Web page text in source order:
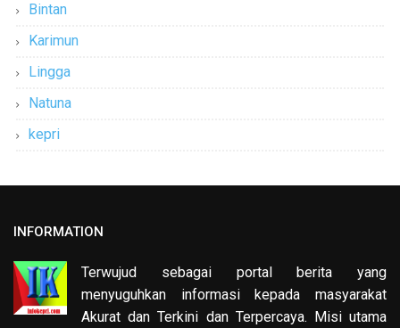
Bintan
Karimun
Lingga
Natuna
kepri
INFORMATION
Terwujud sebagai portal berita yang
menyuguhkan informasi kepada masyarakat
Akurat dan Terkini dan Terpercaya. Misi utama